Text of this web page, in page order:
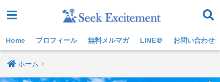
Home プロフィール 無料メルマガ LINE＠ お問い合わせ
ホーム